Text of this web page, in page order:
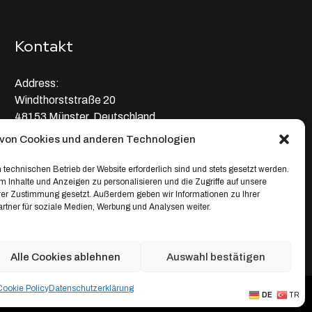
Cookies und anderen Technologien
Betrieb der Website erforderlich sind und stets gesetzt werden.
Inhalte und Anzeigen zu personalisieren und die Zugriffe auf unsere
Zustimmung gesetzt. Außerdem geben wir Informationen zu Ihrer
für soziale Medien, Werbung und Analysen weiter.
Alle Cookies ablehnen Auswahl bestätigen
PolicyDatenschutz­erklärung
Kontakt
Address:
Windthorststraße 20
48153 Münster, Deutschland
+4917664335685
Email
service@depixweb.de
Projects DE TR